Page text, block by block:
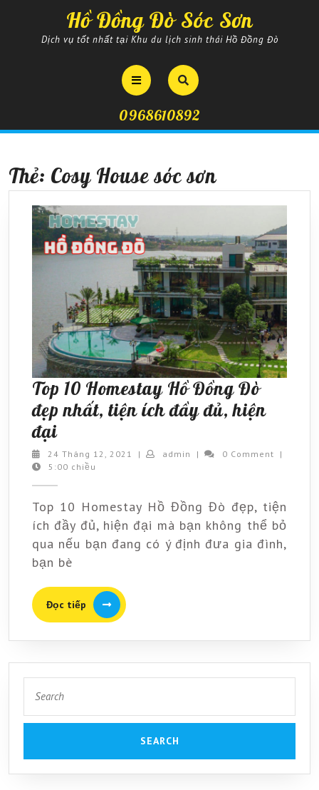
Hồ Đồng Đò Sóc Sơn
Dịch vụ tốt nhất tại Khu du lịch sinh thái Hồ Đồng Đò
Open
Button
0968610892
Thẻ: Cosy House sóc sơn
Top 10 Homestay Hồ Đồng Đò
đẹp nhất, tiện ích đầy đủ, hiện
đạiTop
10
Homestay
Đồng
Đò
đẹp
tiện
ích
đầy
đủ,
hiện
24 Tháng 12, 2021 24| admin admin
| 0 Comment
|
5:00 chiều
Top 10 Homestay Hồ Đồng Đò đẹp, tiện
ích đầy đủ, hiện đại mà bạn không thể bỏ
qua nếu bạn đang có ý định đưa gia đình,
bạn bè
Đọc tiếp
Đọc
tiếp
for: